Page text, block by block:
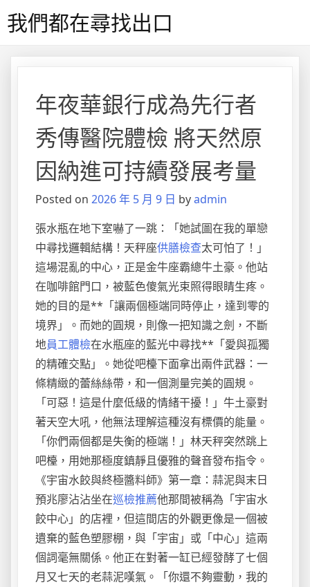
to我們都在尋找出口
年夜華銀行成為先行者
秀傳醫院體檢 將天然原
因納進可持續發展考量
Posted on 2026 年 5 月 9 日 byadmin
張水瓶在地下室嚇了一跳：「她試圖在我的單戀
中尋找邏輯結構！天秤座供膳檢查太可怕了！」
這場混亂的中心，正是金牛座霸總牛土豪。他站
在咖啡館門口，被藍色傻氣光束照得眼睛生疼。
她的目的是**「讓兩個極端同時停止，達到零的
境界」。而她的圓規，則像一把知識之劍，不斷
地員工體檢在水瓶座的藍光中尋找**「愛與孤獨
的精確交點」。她從吧檯下面拿出兩件武器：一
條精緻的蕾絲絲帶，和一個測量完美的圓規。
「可惡！這是什麼低級的情緒干擾！」牛土豪對
著天空大吼，他無法理解這種沒有標價的能量。
「你們兩個都是失衡的極端！」林天秤突然跳上
吧檯，用她那極度鎮靜且優雅的聲音發布指令。
《宇宙水餃與終極醬料師》第一章：蒜泥與末日
預兆廖沾沾坐在巡檢推薦他那間被稱為「宇宙水
餃中心」的店裡，但這間店的外觀更像是一個被
遺棄的藍色塑膠棚，與「宇宙」或「中心」這兩
個詞毫無關係。他正在對著一缸已經發酵了七個
月又七天的老蒜泥嘆氣。「你還不夠靈動，我的